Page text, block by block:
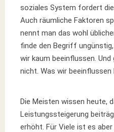
soziales System fordert
Auch räumliche Faktoren
nennt man das wohl
finde den Begriff ungünstig,
wir kaum beeinflussen.
nicht. Was wir
Die Meisten wissen heute,
Leistungssteigerung
erhöht. Für Viele ist es